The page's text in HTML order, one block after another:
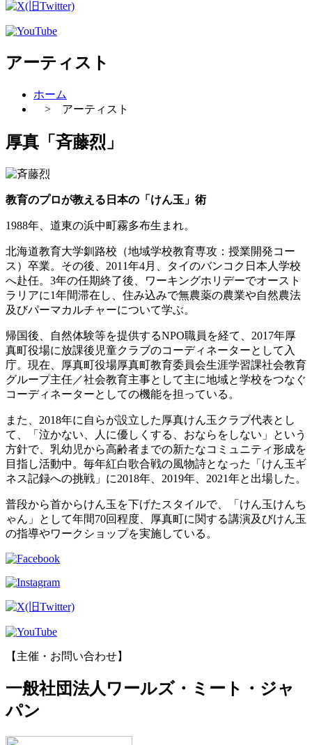
アーティスト
ホーム
> アーティスト
厚真「斉藤烈」
教育のプロが教える日本の「けん玉」術
1988年、道東の浜中町霧多布生まれ。
北海道教育大学釧路校（地域学校教育専攻：授業開発コー
ス）卒業。その後、2011年4月、タイのバンコク日本人学校
へ赴任。3年の任期終了後、ワーキングホリデーでオースト
ラリアに1年間滞在し、住み込みで無農薬の農業や自然農法
及びパーマカルチャーについて学ぶ。
帰国後、自然体験等を提供するNPO職員を経て、2017年厚
真町役場に放課後児童クラブのコーディネーターとして入
庁。現在、厚真町役場厚真町教育委員会生涯学習課社会教育
グループ主任／社会教育主事として主に地域と学校をつなぐ
コーディネーターとしての機能を担っている。
また、2018年に自らが設立した厚真けん玉クラブ代表とし
て、「泣かない、人に優しくする、おならをしない」という
方針で、乳幼児から高齢者までの新たなコミュニティ形成を
目指し活動中。毎年紅白歌合戦の風物詩となった「けん玉ギ
ネス記録への挑戦」に2018年、2019年、2021年と出場した。
普段から首からけん玉を下げたスタイルで、「けん玉けんち
ゃん」として年間70回程度、厚真町に関する講演及びけん玉
の指導やワークショップを実施している。
【主催・お問い合わせ】
一般社団法人ワールズ・ミート・ジャ
パン